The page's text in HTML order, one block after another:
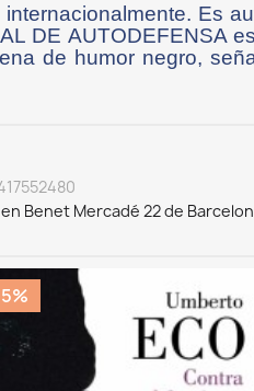
Es
DE AUTODEFENSA
de humor negro,
Benet Mercadé 22 de